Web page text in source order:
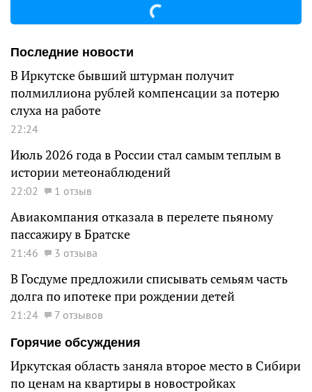
Последние новости
В Иркутске бывший штурман получит
полмиллиона рублей компенсации за потерю
слуха на работе
22:24
Июль 2026 года в России стал самым теплым в
истории метеонаблюдений
22:02 1 отзыв
Авиакомпания отказала в перелете пьяному
пассажиру в Братске
21:46 3 отзыва
В Госдуме предложили списывать семьям часть
долга по ипотеке при рождении детей
21:24
7 отзывов
Горячие обсуждения
Иркутская область заняла второе место в Сибири
по ценам на квартиры в новостройках